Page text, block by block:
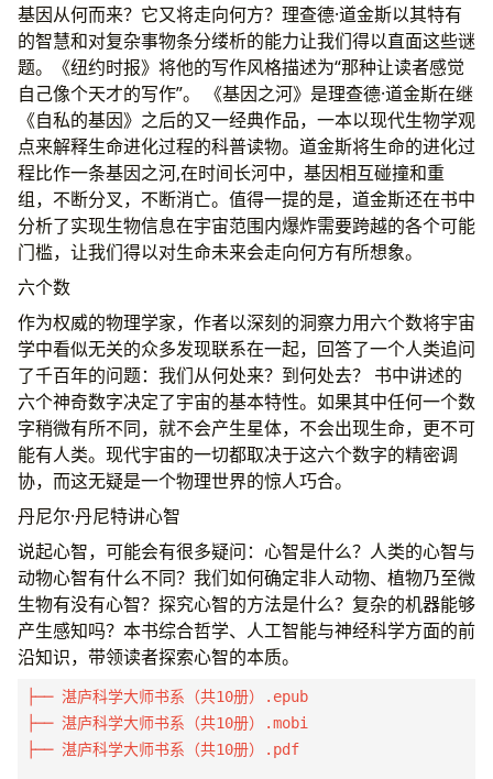
基因从何而来？它又将走向何方？理查德·道金斯以其特有
的智慧和对复杂事物条分缕析的能力让我们得以直面这些谜
题。《纽约时报》将他的写作风格描述为“那种让读者感觉
自己像个天才的写作”。 《基因之河》是理查德·道金斯在继
《自私的基因》之后的又一经典作品，一本以现代生物学观
点来解释生命进化过程的科普读物。道金斯将生命的进化过
程比作一条基因之河,在时间长河中，基因相互碰撞和重
组，不断分叉，不断消亡。值得一提的是，道金斯还在书中
分析了实现生物信息在宇宙范围内爆炸需要跨越的各个可能
门槛，让我们得以对生命未来会走向何方有所想象。
六个数
作为权威的物理学家，作者以深刻的洞察力用六个数将宇宙
学中看似无关的众多发现联系在一起，回答了一个人类追问
了千百年的问题：我们从何处来？到何处去？ 书中讲述的
六个神奇数字决定了宇宙的基本特性。如果其中任何一个数
字稍微有所不同，就不会产生星体，不会出现生命，更不可
能有人类。现代宇宙的一切都取决于这六个数字的精密调
协，而这无疑是一个物理世界的惊人巧合。
丹尼尔·丹尼特讲心智
说起心智，可能会有很多疑问：心智是什么？人类的心智与
动物心智有什么不同？我们如何确定非人动物、植物乃至微
生物有没有心智？探究心智的方法是什么？复杂的机器能够
产生感知吗？本书综合哲学、人工智能与神经科学方面的前
沿知识，带领读者探索心智的本质。
├── 湛庐科学大师书系（共10册）.epub
├── 湛庐科学大师书系（共10册）.mobi
├── 湛庐科学大师书系（共10册）.pdf